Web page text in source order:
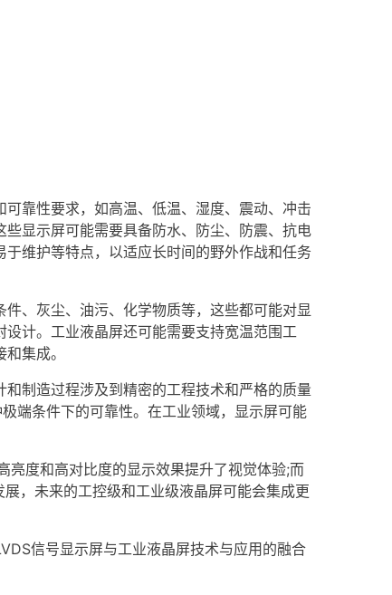
靠性要求，如高温、低温、湿度、震动、冲击
显示屏可能需要具备防水、防尘、防震、抗电
维护等特点，以适应长时间的野外作战和任务
、灰尘、油污、化学物质等，这些都可能对显
计。工业液晶屏还可能需要支持宽温范围工
集成。
制造过程涉及到精密的工程技术和严格的质量
端条件下的可靠性。在工业领域，显示屏可能
亮度和高对比度的显示效果提升了视觉体验;而
，未来的工控级和工业级液晶屏可能会集成更
信号显示屏与工业液晶屏技术与应用的融合